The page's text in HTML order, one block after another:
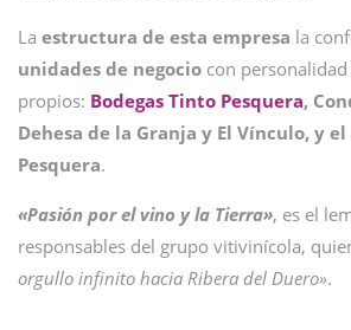
La estructura de esta empresa la
unidades de negocio con
propios: Bodegas Tinto Pesquera,
Dehesa de la Granja y El Vínculo, y el
Pesquera.
«Pasión por el vino y la Tierra», es el
responsables del grupo vitivinícola,
orgullo infinito hacia Ribera del Duero».